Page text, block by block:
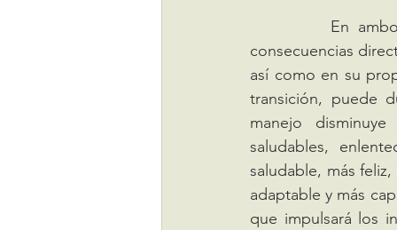
consecuencias
así como en su
transición, puede
manejo
saludables,
saludable, más
adaptable y más
que impulsará los